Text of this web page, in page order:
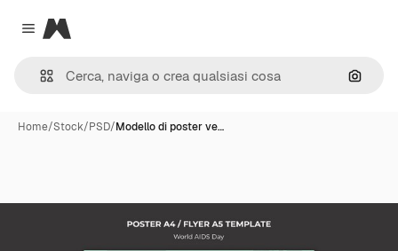
Close menu
Magnific
Cerca
Home/Stock/PSD/Modello di poster ve…